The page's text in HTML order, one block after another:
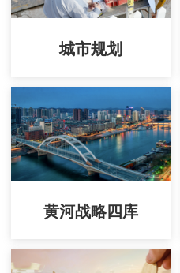
城市规划
黄河战略四库